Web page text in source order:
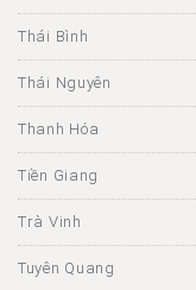
Thái Bình
Thái Nguyên
Thanh Hóa
Tiền Giang
Trà Vinh
Tuyên Quang